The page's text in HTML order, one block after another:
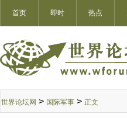
首页 即时 热点
世界论坛网 > 国际军事 > 正文